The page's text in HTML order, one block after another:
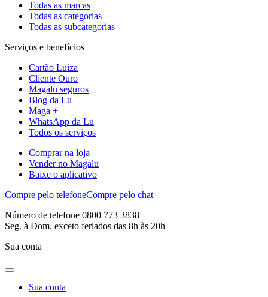
Todas as marcas
Todas as categorias
Todas as subcategorias
Serviços e benefícios
Cartão Luiza
Cliente Ouro
Magalu seguros
Blog da Lu
Maga +
WhatsApp da Lu
Todos os serviços
Comprar na loja
Vender no Magalu
Baixe o aplicativo
Compre pelo telefoneCompre pelo chat
Número de telefone 0800 773 3838
Seg. à Dom. exceto feriados das 8h às 20h
Sua conta
Sua conta